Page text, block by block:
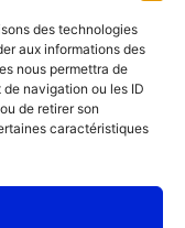
des technologies
aux informations des
nous permettra de
navigation ou les ID
de retirer son
caractéristiques